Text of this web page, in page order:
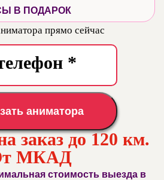
В ПОДАРОК
прямо сейчас
аниматора
заказ до 120 км.
МКАД
стоимость выезда в